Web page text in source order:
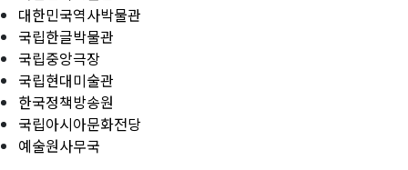
대한민국역사박물관
국립한글박물관
국립중앙극장
국립현대미술관
한국정책방송원
국립아시아문화전당
예술원사무국